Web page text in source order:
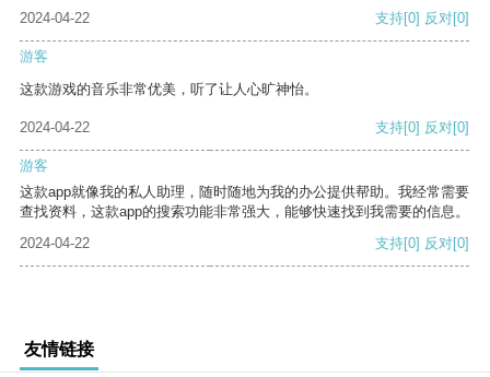
2024-04-22 支持[0] 反对[0]
游客
这款游戏的音乐非常优美，听了让人心旷神怡。
2024-04-22 支持[0] 反对[0]
游客
这款app就像我的私人助理，随时随地为我的办公提供帮助。我经常需要
查找资料，这款app的搜索功能非常强大，能够快速找到我需要的信息。
2024-04-22
支持[0] 反对[0]
友情链接